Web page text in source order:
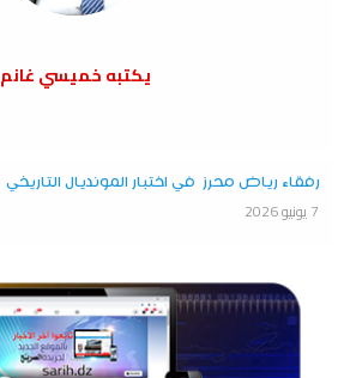
يكتبه خميسي غانم
رفقاء رياض محرز في اختبار المونديال التاريخي
7 يونيو 2026